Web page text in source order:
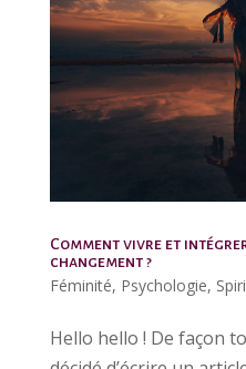
Comment vivre et
changement ?
Féminité, Psychologie,
Hello hello ! De façon